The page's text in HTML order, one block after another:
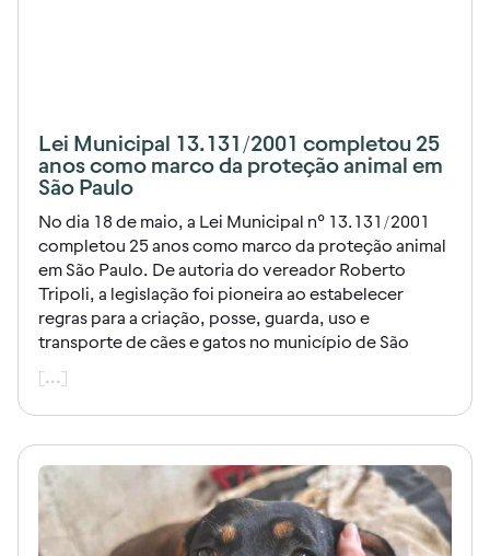
Lei Municipal 13.131/2001 completou 25
anos como marco da proteção animal em
São Paulo
No dia 18 de maio, a Lei Municipal nº 13.131/2001
completou 25 anos como marco da proteção animal
em São Paulo. De autoria do vereador Roberto
Tripoli, a legislação foi pioneira ao estabelecer
regras para a criação, posse, guarda, uso e
transporte de cães e gatos no município de São
[...]